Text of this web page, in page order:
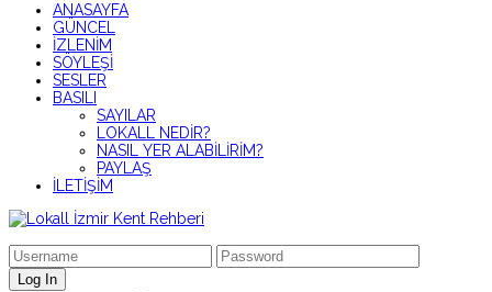
ANASAYFA
GÜNCEL
İZLENİM
SÖYLEŞİ
SESLER
BASILI
SAYILAR
LOKALL NEDİR?
NASIL YER ALABİLİRİM?
PAYLAŞ
İLETİŞİM